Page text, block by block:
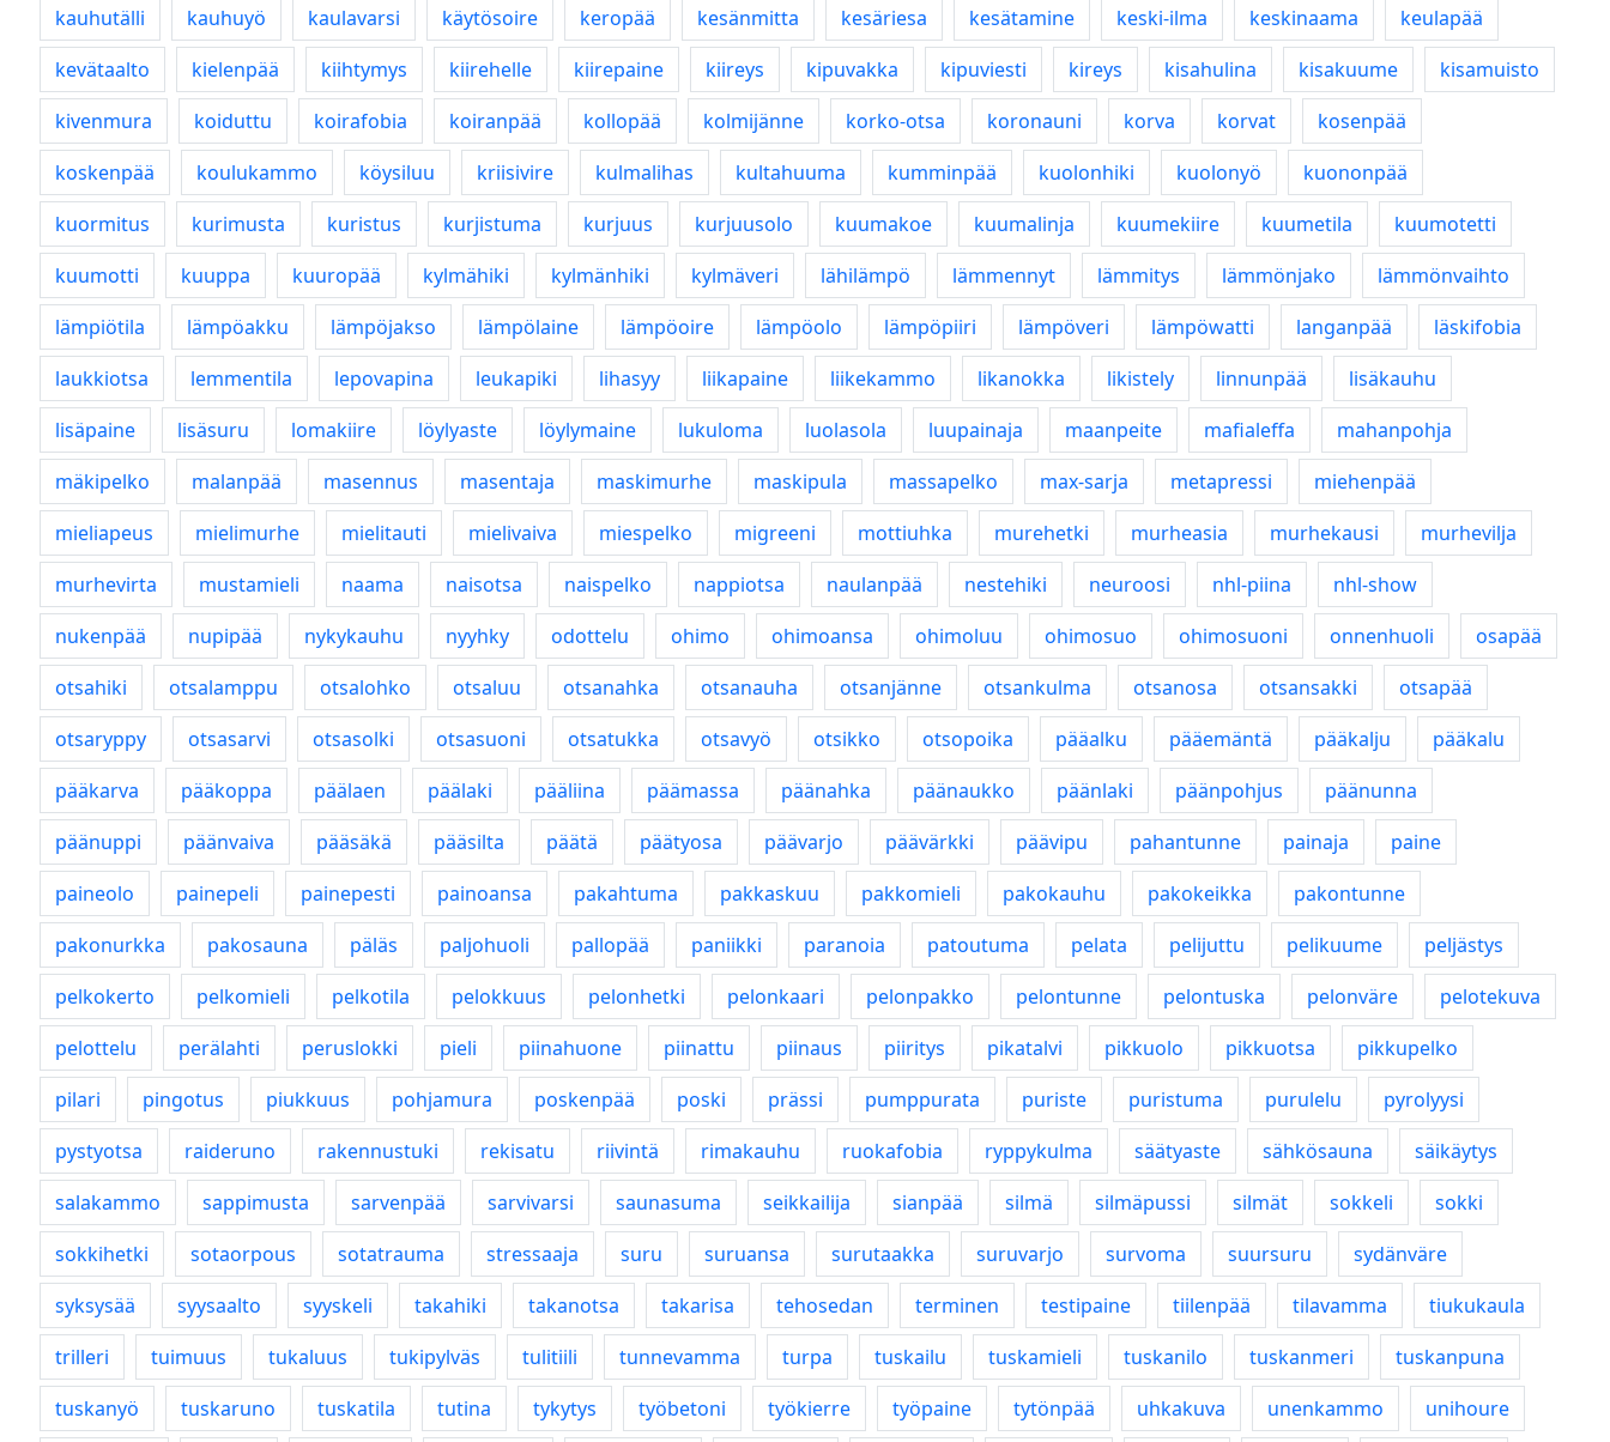
kauhutälli
kauhuyö kaulavarsi käytösoire keropää kesänmitta kesäriesa kesätamine keski-ilma keskinaama
keulapää
kevätaalto
kielenpää kiihtymys kiirehelle kiirepaine kiireys kipuvakka kipuviesti kireys kisahulina kisakuume
kisamuisto
kivenmura
koiduttu koirafobia koiranpää kollopää kolmijänne korko-otsa koronauni korva korvat
kosenpää
koskenpää
koulukammo köysiluu kriisivire kulmalihas kultahuuma kumminpää kuolonhiki kuolonyö
kuononpää
kuormitus
kurimusta kuristus kurjistuma kurjuus kurjuusolo kuumakoe kuumalinja kuumekiire kuumetila
kuumotetti
kuumotti
kuuppa kuuropää kylmähiki kylmänhiki kylmäveri lähilämpö lämmennyt lämmitys lämmönjako
lämmönvaihto
lämpiötila
lämpöakku lämpöjakso lämpölaine lämpöoire lämpöolo lämpöpiiri lämpöveri lämpöwatti langanpää
läskifobia
laukkiotsa
lemmentila lepovapina leukapiki lihasyy liikapaine liikekammo likanokka likistely linnunpää
lisäkauhu
lisäpaine
lisäsuru lomakiire löylyaste löylymaine lukuloma luolasola luupainaja maanpeite mafialeffa
mahanpohja
mäkipelko
malanpää masennus masentaja maskimurhe maskipula massapelko max-sarja metapressi
miehenpää
mieliapeus
mielimurhe mielitauti mielivaiva miespelko migreeni mottiuhka murehetki murheasia murhekausi
murhevilja
murhevirta
mustamieli naama naisotsa naispelko nappiotsa naulanpää nestehiki neuroosi nhl-piina
nhl-show
nukenpää
nupipää nykykauhu nyyhky odottelu ohimo ohimoansa ohimoluu ohimosuo ohimosuoni onnenhuoli
osapää
otsahiki
otsalamppu otsalohko otsaluu otsanahka otsanauha otsanjänne otsankulma otsanosa otsansakki
otsapää
otsaryppy
otsasarvi otsasolki otsasuoni otsatukka otsavyö otsikko otsopoika pääalku pääemäntä pääkalju
pääkalu
pääkarva
pääkoppa päälaen päälaki pääliina päämassa päänahka päänaukko päänlaki päänpohjus
päänunna
päänuppi
päänvaiva pääsäkä pääsilta päätä päätyosa päävarjo päävärkki päävipu pahantunne painaja
paine
paineolo
painepeli painepesti painoansa pakahtuma pakkaskuu pakkomieli pakokauhu pakokeikka
pakontunne
pakonurkka
pakosauna päläs paljohuoli pallopää paniikki paranoia patoutuma pelata pelijuttu pelikuume
peljästys
pelkokerto
pelkomieli pelkotila pelokkuus pelonhetki pelonkaari pelonpakko pelontunne pelontuska pelonväre
pelotekuva
pelottelu
perälahti peruslokki pieli piinahuone piinattu piinaus piiritys pikatalvi pikkuolo pikkuotsa
pikkupelko
pilari
pingotus piukkuus pohjamura poskenpää poski prässi pumppurata puriste puristuma purulelu
pyrolyysi
pystyotsa
raideruno rakennustuki rekisatu riivintä rimakauhu ruokafobia ryppykulma säätyaste sähkösauna
säikäytys
salakammo
sappimusta sarvenpää sarvivarsi saunasuma seikkailija sianpää silmä silmäpussi silmät sokkeli
sokki
sokkihetki
sotaorpous sotatrauma stressaaja suru suruansa surutaakka suruvarjo survoma suursuru
sydänväre
syksysää
syysaalto syyskeli takahiki takanotsa takarisa tehosedan terminen testipaine tiilenpää tilavamma
tiukukaula
trilleri
tuimuus tukaluus tukipylväs tulitiili tunnevamma turpa tuskailu tuskamieli tuskanilo tuskanmeri
tuskanpuna
tuskanyö
tuskaruno tuskatila tutina tykytys työbetoni työkierre työpaine tytönpää uhkakuva unenkammo unihoure